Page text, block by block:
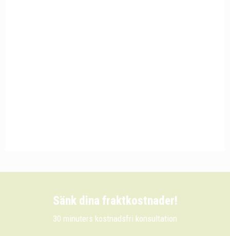
Sänk dina fraktkostnader!
30 minuters kostnadsfri konsultation